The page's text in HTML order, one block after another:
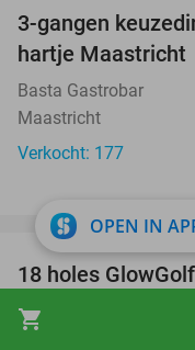
shopping_cart
3-gangen
hartje Maastricht
Basta Gastrobar
Maastricht
Verkocht: 177
18 holes
OPEN IN